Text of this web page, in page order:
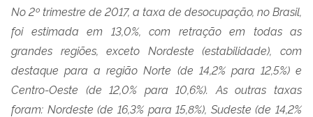
No 2º trimestre de 2017, a taxa de desocupação, no Brasil,
foi estimada em 13,0%, com retração em todas as
grandes regiões, exceto Nordeste (estabilidade), com
destaque para a região Norte (de 14,2% para 12,5%) e
Centro-Oeste (de 12,0% para 10,6%). As outras taxas
foram: Nordeste (de 16,3% para 15,8%), Sudeste (de 14,2%